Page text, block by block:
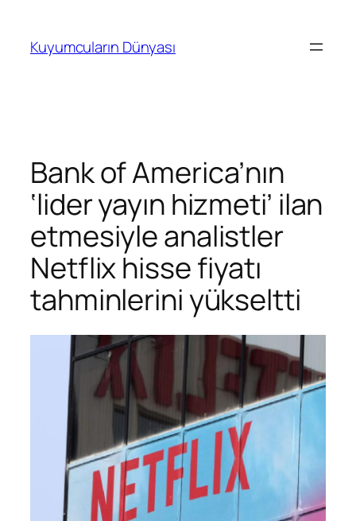
Kuyumcuların Dünyası
Bank of America’nın
‘lider yayın hizmeti’ ilan
etmesiyle analistler
Netflix hisse fiyatı
tahminlerini yükseltti